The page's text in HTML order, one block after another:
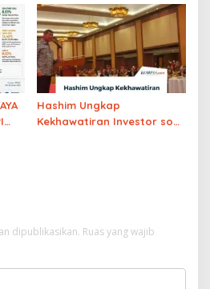
Hashim Ungkap
Kekhawatiran Investor soal
dipublikasikan. Ruas yang wajib